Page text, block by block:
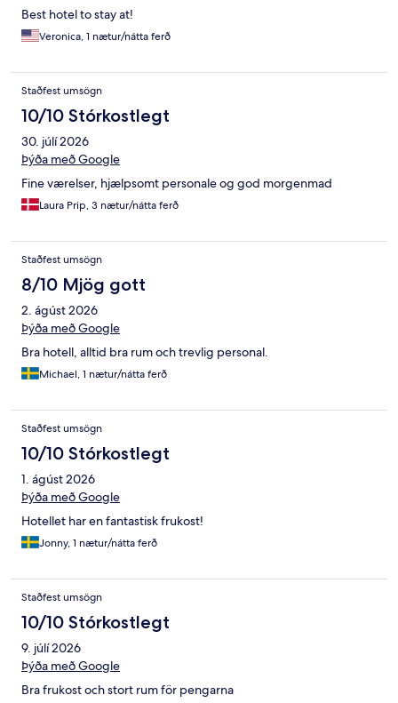
Best hotel to stay at!
Veronica, 1 nætur/nátta ferð
Staðfest umsögn
10/10 Stórkostlegt
30. júlí 2026
Þýða með Google
Fine værelser, hjælpsomt personale og god morgenmad
Laura Prip, 3 nætur/nátta ferð
Staðfest umsögn
8/10 Mjög gott
2. ágúst 2026
Þýða með Google
Bra hotell, alltid bra rum och trevlig personal.
Michael, 1 nætur/nátta ferð
Staðfest umsögn
10/10 Stórkostlegt
1. ágúst 2026
Þýða með Google
Hotellet har en fantastisk frukost!
Jonny, 1 nætur/nátta ferð
Staðfest umsögn
10/10 Stórkostlegt
9. júlí 2026
Þýða með Google
Bra frukost och stort rum för pengarna